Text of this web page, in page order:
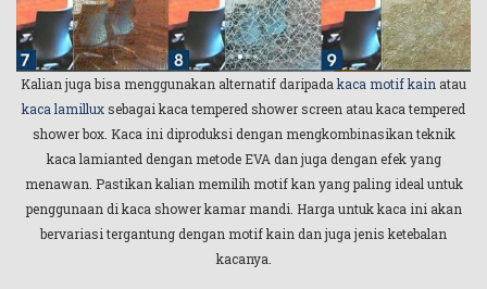
Kalian juga bisa menggunakan alternatif daripada kaca motif kain atau
kaca lamilluxsebagai kaca tempered shower screen atau kaca tempered
shower box. Kaca ini diproduksi dengan mengkombinasikan teknik
kaca lamianted dengan metode EVA dan juga dengan efek yang
menawan. Pastikan kalian memilih motif kan yang paling ideal untuk
penggunaan di kaca shower kamar mandi. Harga untuk kaca ini akan
bervariasi tergantung dengan motif kain dan juga jenis ketebalan
kacanya.